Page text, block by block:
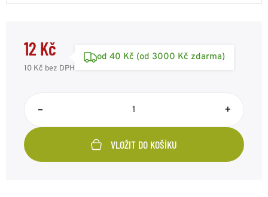
12 Kč
10 Kč bez DPH
od 40 Kč (od 3000 Kč zdarma)
– +
VLOŽIT DO KOŠÍKU